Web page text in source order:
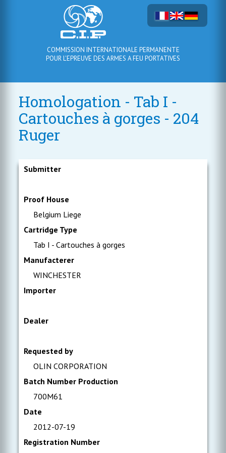
COMMISSION INTERNATIONALE PERMANENTE
POUR L'EPREUVE DES ARMES A FEU PORTATIVES
Homologation - Tab I -
Cartouches à gorges - 204
Ruger
Submitter
Proof House
Belgium Liege
Cartridge Type
Tab I - Cartouches à gorges
Manufacterer
WINCHESTER
Importer
Dealer
Requested by
OLIN CORPORATION
Batch Number Production
700M61
Date
2012-07-19
Registration Number